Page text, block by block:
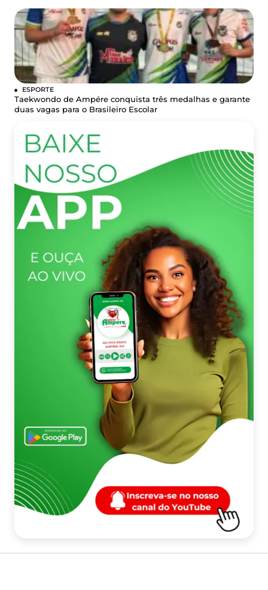
ESPORTE
Taekwondo de Ampére conquista três medalhas e garante
duas vagas para o Brasileiro Escolar